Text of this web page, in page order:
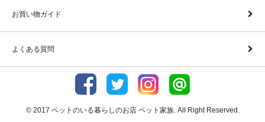
お買い物ガイド
よくある質問
© 2017 ペットのいる暮らしのお店 ペット家族. All Right Reserved.